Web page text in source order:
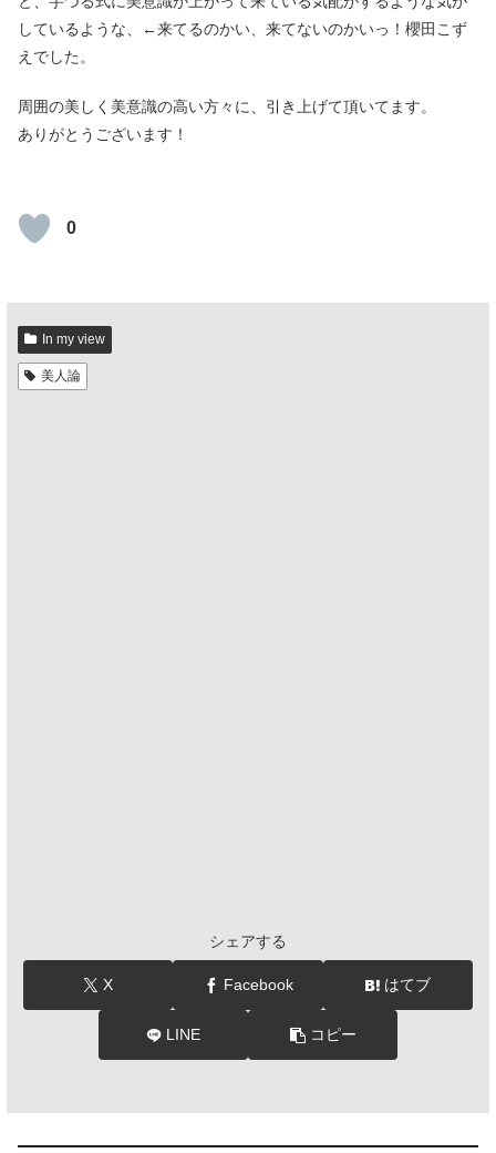
しているような、←来てるのかい、来てないのかいっ！櫻田こず
えでした。
周囲の美しく美意識の高い方々に、引き上げて頂いてます。
ありがとうございます！
0
In my view
美人論
シェアする
X Facebook はてブ
LINE コピー